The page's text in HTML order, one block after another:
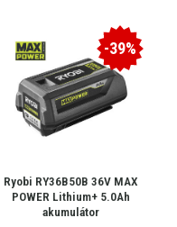
-39%
Ryobi RY36B50B 36V MAX
POWER Lithium+ 5.0Ah
akumulátor